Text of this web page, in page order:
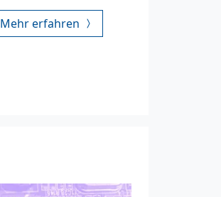
Mehr erfahren